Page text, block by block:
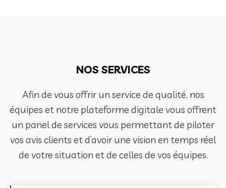
NOS SERVICES
Afin de vous offrir un service de qualité, nos
équipes et notre plateforme digitale vous offrent
un panel de services vous permettant de piloter
vos avis clients et d’avoir une vision en temps réel
de votre situation et de celles de vos équipes.